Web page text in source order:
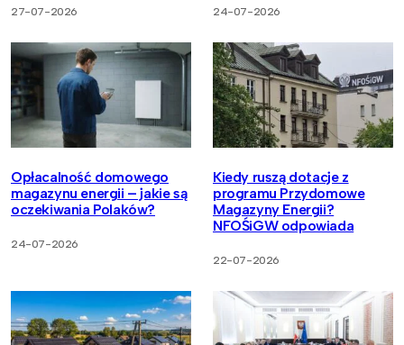
27-07-2026 24-07-2026
Opłacalność domowego
magazynu energii – jakie są
oczekiwania Polaków?
24-07-2026
Kiedy ruszą dotacje z
programu Przydomowe
Magazyny Energii?
NFOŚiGW odpowiada
22-07-2026